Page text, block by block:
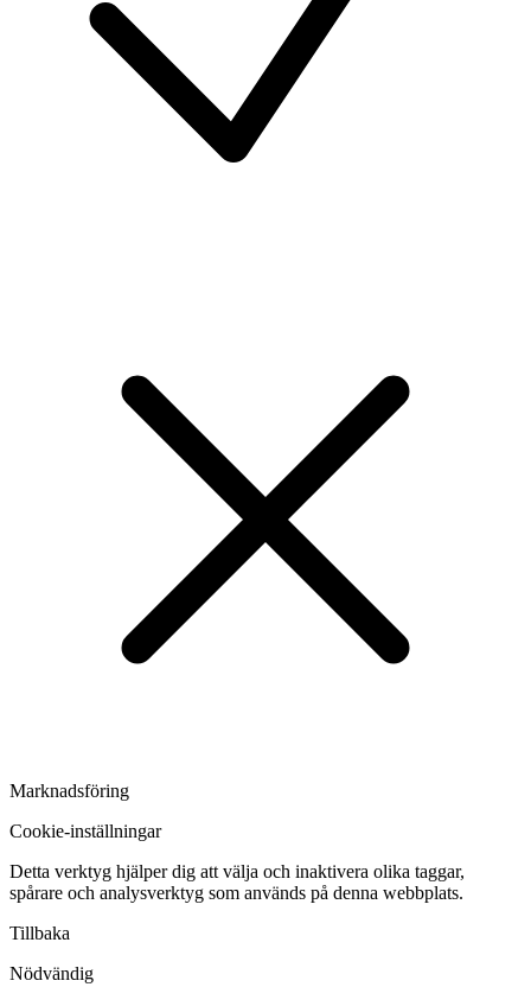
Marknadsföring
Cookie-inställningar
Detta verktyg hjälper dig att välja och inaktivera olika taggar,
spårare och analysverktyg som används på denna webbplats.
Tillbaka
Nödvändig